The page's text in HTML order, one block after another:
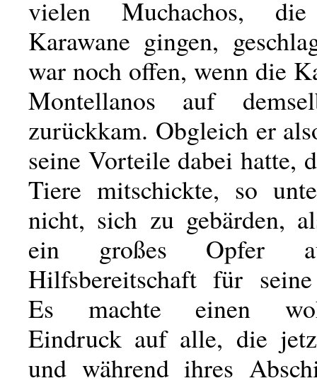
vielen Muchachos,
Karawane gingen,
war noch offen, wenn die
Montellanos auf
zurückkam. Obgleich er
seine Vorteile dabei hatte,
Tiere mitschickte, so
nicht, sich zu gebärden,
ein großes Opfer
Hilfsbereitschaft für
Es machte einen
Eindruck auf alle, die
und während ihres